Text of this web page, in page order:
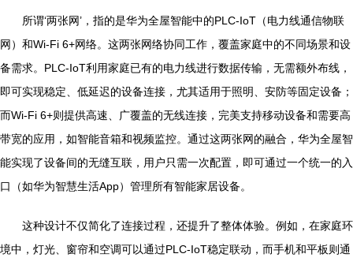
所谓‘两张网’，指的是华为全屋智能中的PLC-IoT（电力线通信物联
网）和Wi-Fi 6+网络。这两张网络协同工作，覆盖家庭中的不同场景和设
备需求。PLC-IoT利用家庭已有的电力线进行数据传输，无需额外布线，
即可实现稳定、低延迟的设备连接，尤其适用于照明、安防等固定设备；
而Wi-Fi 6+则提供高速、广覆盖的无线连接，完美支持移动设备和需要高
带宽的应用，如智能音箱和视频监控。通过这两张网的融合，华为全屋智
能实现了设备间的无缝互联，用户只需一次配置，即可通过一个统一的入
口（如华为智慧生活App）管理所有智能家居设备。
这种设计不仅简化了连接过程，还提升了整体体验。例如，在家庭环
境中，灯光、窗帘和空调可以通过PLC-IoT稳定联动，而手机和平板则通